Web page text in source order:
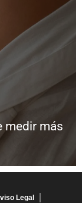
medir más
Legal